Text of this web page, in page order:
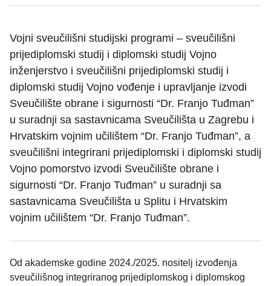
Vojni sveučilišni studijski programi – sveučilišni
prijediplomski studij i diplomski studij Vojno
inženjerstvo i sveučilišni prijediplomski studij i
diplomski studij Vojno vođenje i upravljanje izvodi
Sveučilište obrane i sigurnosti “Dr. Franjo Tuđman”
u suradnji sa sastavnicama Sveučilišta u Zagrebu i
Hrvatskim vojnim učilištem “Dr. Franjo Tuđman”, a
sveučilišni integrirani prijediplomski i diplomski studij
Vojno pomorstvo izvodi Sveučilište obrane i
sigurnosti “Dr. Franjo Tuđman” u suradnji sa
sastavnicama Sveučilišta u Splitu i Hrvatskim
vojnim učilištem “Dr. Franjo Tuđman”.
Od akademske godine 2024./2025. nositelj izvođenja
sveučilišnog integriranog prijediplomskog i diplomskog